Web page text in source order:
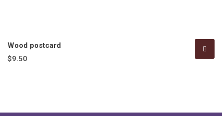
Wood postcard
$9.50